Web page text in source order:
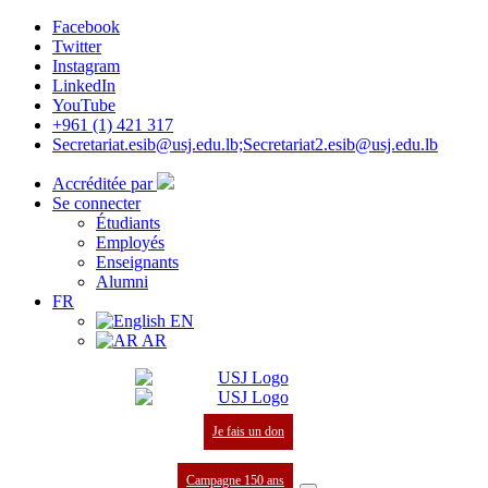
Facebook
Twitter
Instagram
LinkedIn
YouTube
+961 (1) 421 317
Secretariat.esib@usj.edu.lb;Secretariat2.esib@usj.edu.lb
Accréditée par
Se connecter
Étudiants
Employés
Enseignants
Alumni
FR
EN
AR
Je fais un don
Campagne 150 ans